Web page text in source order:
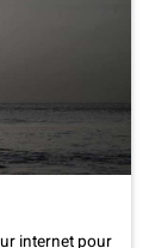
internet pour